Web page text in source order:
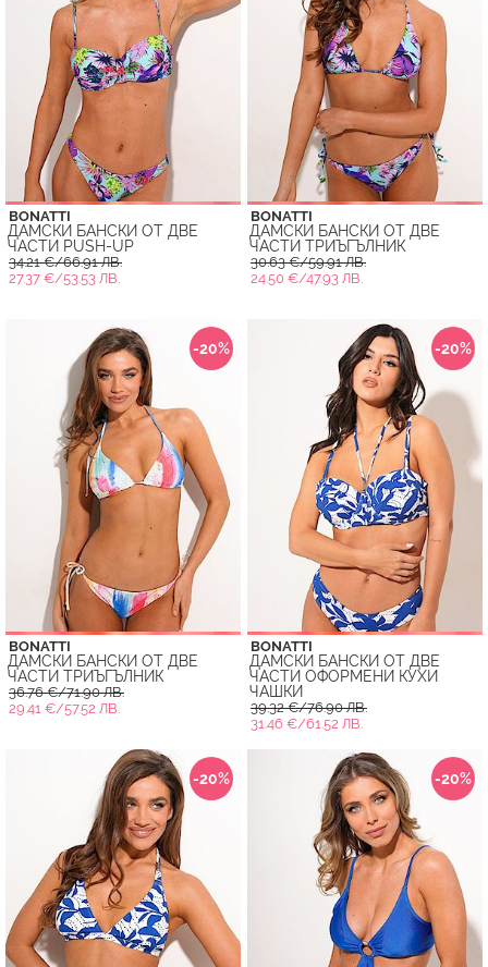
BONATTI
ДАМСКИ БАНСКИ ОТ ДВЕ
ЧАСТИ PUSH-UP
34.21 €/66.91 ЛВ.
27.37 €/53.53 ЛВ.
BONATTI
ДАМСКИ БАНСКИ ОТ ДВЕ
ЧАСТИ ТРИЪГЪЛНИК
30.63 €/59.91 ЛВ.
24.50 €/47.93 ЛВ.
-20%
BONATTI
ДАМСКИ БАНСКИ ОТ ДВЕ
ЧАСТИ ТРИЪГЪЛНИК
36.76 €/71.90 ЛВ.
29.41 €/57.52 ЛВ.
-20%
BONATTI
ДАМСКИ БАНСКИ ОТ ДВЕ
ЧАСТИ ОФОРМЕНИ КУХИ
ЧАШКИ
39.32 €/76.90 ЛВ.
31.46 €/61.52 ЛВ.
-20% -20%